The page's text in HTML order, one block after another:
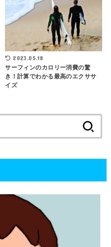
2023.05.18
サーフィンのカロリー消費の驚
き！計算でわかる最高のエクササ
イズ
索: